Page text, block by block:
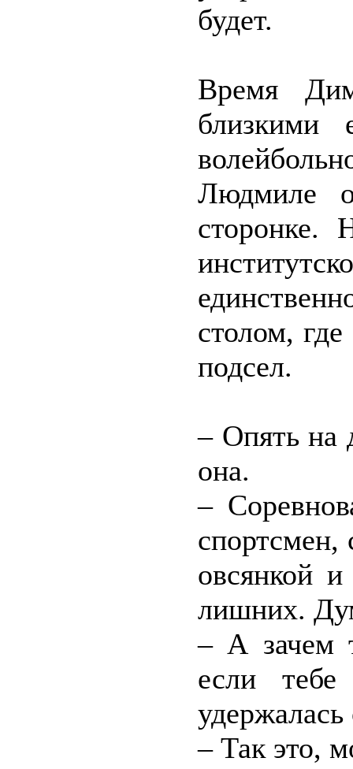
будет.
Время
близкими
Людмиле
сторонке.
столом,
подсел.
– Опять на
она.
–
спортсмен,
овсянкой
лишних.
– А зачем
если
– Так это,